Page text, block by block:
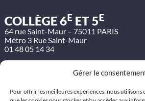
Gérer le
Pour offrir les meilleures expériences, nous utilisons
COLLÈGE 6E ET 5E
64 rue Saint-Maur – 75011 PARIS
Métro 3 Rue Saint-Maur
01 48 05 14 34
Lundi, mardi, jeudi et vendredi :
Mercredi : 8 h 25 à 12 h 25